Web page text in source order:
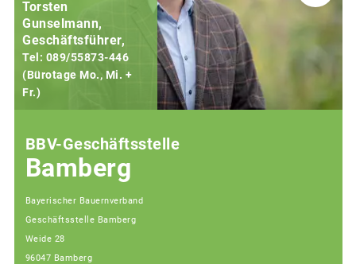
Torsten
Gunselmann,
Geschäftsführer,
Tel: 089/55873-446
(Bürotage Mo., Mi. +
Fr.)
BBV-Geschäftsstelle
Bamberg
Bayerischer Bauernverband
Geschäftsstelle Bamberg
Weide 28
96047 Bamberg